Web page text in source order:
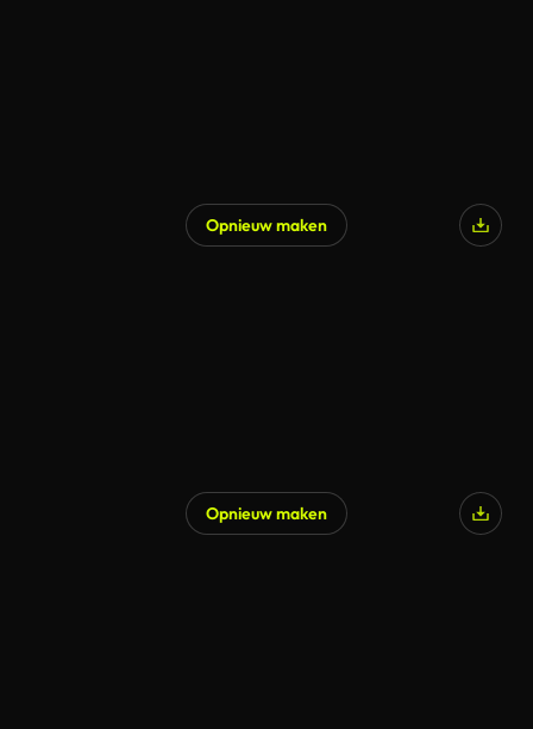
Opnieuw maken
Opnieuw maken